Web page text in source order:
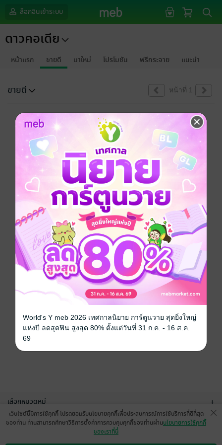
ล็อกอินเข้าระบบ
ดาวคอเดีย
หน้าแรก ขายดี มาใหม่ โปรโมชัน ฟรีกระจาย แนะนำ
ขายดี หน้าที่ 1
ขออภัยด้วยนะคะ
ไม่พบข้อมูลในหัวข้อที่คุณกำลังชมค่ะ
เลือกหมวดหมู่ +
บริการช่วยเหลือ
เว็บไซต์นี้มีการใช้คุกกี้ โปรดยอมรับนโยบายคุกกี้เพื่อประสบการณ์การใช้บริการที่ดีที่สุด
ของท่าน ท่านสามารถศึกษาวิธีการตั้งค่าการควบคุมคุกกี้ของท่านผ่านนโยบายการใช้คุกกี้
ของเราที่นี่
World's Y meb 2026 เทศกาลนิยาย การ์ตูนวาย สุดยิ่งใหญ่
แห่งปี ลดสุดฟิน สูงสุด 80% ตั้งแต่วันที่ 31 ก.ค. - 16 ส.ค.
69